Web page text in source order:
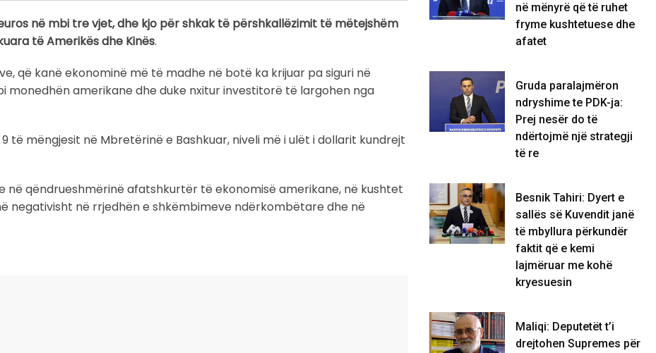
në mbi tre vjet, dhe kjo për shkak të përshkallëzimit të mëtejshëm
të Amerikës dhe Kinës.
që kanë ekonominë më të madhe në botë ka krijuar pa siguri në
amerikane dhe duke nxitur investitorë të largohen nga
të mëngjesit në Mbretërinë e Bashkuar, niveli më i ulët i dollarit kundrejt
në qëndrueshmërinë afatshkurtër të ekonomisë amerikane, në kushtet
në rrjedhën e shkëmbimeve ndërkombëtare dhe në
në mënyrë që të ruhet
fryme kushtetuese dhe
afatet
Gruda paralajmëron
ndryshime te PDK-ja:
Prej nesër do të
ndërtojmë një strategji
të re
Besnik Tahiri: Dyert e
sallës së Kuvendit janë
të mbyllura përkundër
faktit që e kemi
lajmëruar me kohë
kryesuesin
Maliqi: Deputetët t’i
drejtohen Supremes për